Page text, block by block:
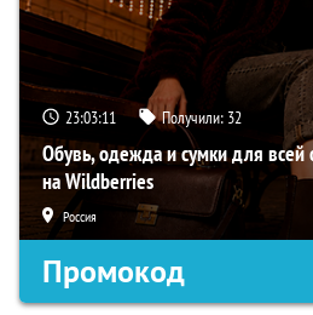
23:03:10 Получили: 32
Обувь, одежда и сумки для всей
на Wildberries
Россия
Промокод